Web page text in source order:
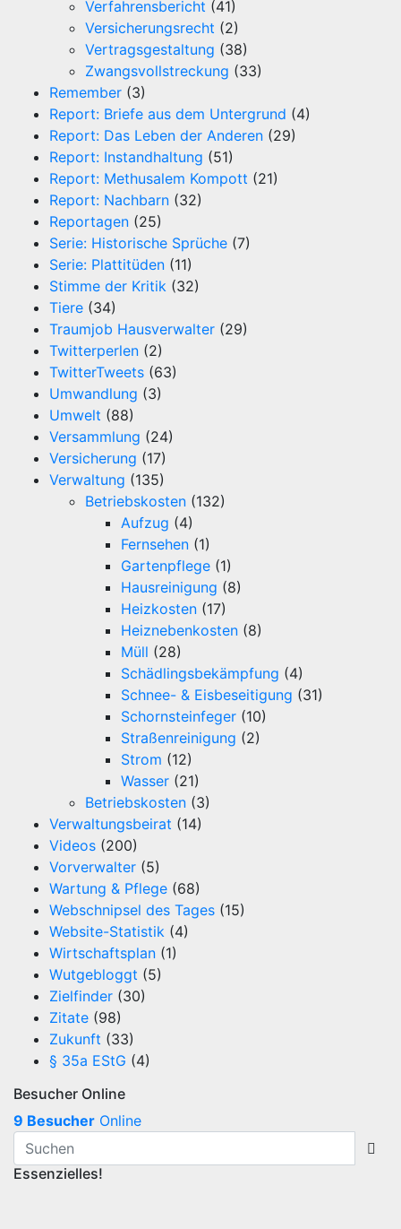
Verfahrensbericht (41)
Versicherungsrecht (2)
Vertragsgestaltung (38)
Zwangsvollstreckung (33)
Remember (3)
Report: Briefe aus dem Untergrund (4)
Report: Das Leben der Anderen (29)
Report: Instandhaltung (51)
Report: Methusalem Kompott (21)
Report: Nachbarn (32)
Reportagen (25)
Serie: Historische Sprüche (7)
Serie: Plattitüden (11)
Stimme der Kritik (32)
Tiere (34)
Traumjob Hausverwalter (29)
Twitterperlen (2)
TwitterTweets (63)
Umwandlung (3)
Umwelt (88)
Versammlung (24)
Versicherung (17)
Verwaltung (135)
Betriebskosten (132)
Aufzug (4)
Fernsehen (1)
Gartenpflege (1)
Hausreinigung (8)
Heizkosten (17)
Heiznebenkosten (8)
Müll (28)
Schädlingsbekämpfung (4)
Schnee- & Eisbeseitigung (31)
Schornsteinfeger (10)
Straßenreinigung (2)
Strom (12)
Wasser (21)
Betriebskosten (3)
Verwaltungsbeirat (14)
Videos (200)
Vorverwalter (5)
Wartung & Pflege (68)
Webschnipsel des Tages (15)
Website-Statistik (4)
Wirtschaftsplan (1)
Wutgebloggt (5)
Zielfinder (30)
Zitate (98)
Zukunft (33)
§ 35a EStG (4)
Besucher Online
9 Besucher Online
Essenzielles!